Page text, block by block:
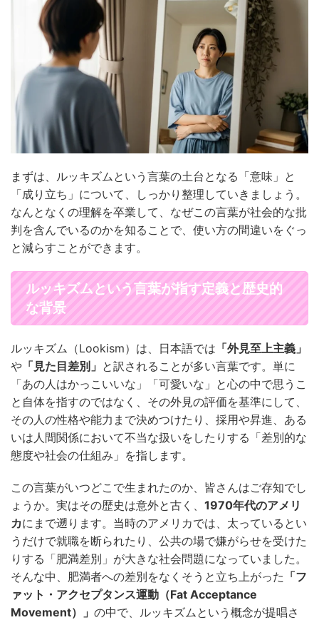
まずは、ルッキズムという言葉の土台となる「意味」と
「成り立ち」について、しっかり整理していきましょう。
なんとなくの理解を卒業して、なぜこの言葉が社会的な批
判を含んでいるのかを知ることで、使い方の間違いをぐっ
と減らすことができます。
ルッキズムという言葉が指す定義と歴史的
な背景
ルッキズム（Lookism）は、日本語では 「外見至上主義」
や 「見た目差別」 と訳されることが多い言葉です。単に
「あの人はかっこいいな」「可愛いな」と心の中で思うこ
と自体を指すのではなく、その外見の評価を基準にして、
その人の性格や能力まで決めつけたり、採用や昇進、ある
いは人間関係において不当な扱いをしたりする「差別的な
態度や社会の仕組み」を指します。
この言葉がいつどこで生まれたのか、皆さんはご存知でし
ょうか。実はその歴史は意外と古く、 1970年代のアメリ
カにまで遡ります。当時のアメリカでは、太っているとい
うだけで就職を断られたり、公共の場で嫌がらせを受けた
りする「肥満差別」が大きな社会問題になっていました。
そんな中、肥満者への差別をなくそうと立ち上がった 「フ
ァット・アクセプタンス運動（Fat Acceptance
Movement）」 の中で、ルッキズムという概念が提唱さ